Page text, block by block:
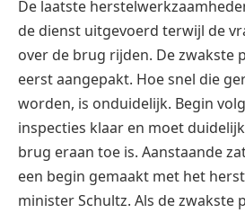
De laatste
de dienst uitgevoerd terwijl de
over de brug rijden. De zwakste
eerst aangepakt. Hoe snel die
worden, is onduidelijk. Begin
inspecties klaar en moet
brug eraan toe is. Aanstaande
een begin gemaakt met het
minister Schultz. Als de zwakste